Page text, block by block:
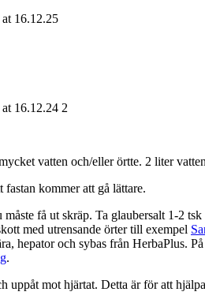
vatten och/eller örtte. 2 liter
kommer att gå lättare.
få ut skräp. Ta glaubersalt 1-2
med utrensande örter till exempel
hepator och sybas från HerbaPlus.
.
uppåt mot hjärtat. Detta är för att